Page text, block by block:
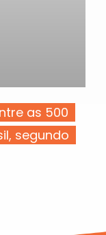
as 500
segundo